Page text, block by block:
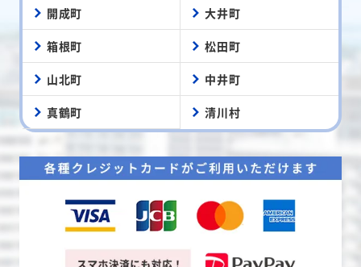
開成町 大井町
箱根町 松田町
山北町 中井町
真鶴町 清川村